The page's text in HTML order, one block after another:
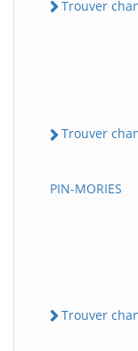
Trouver
Trouver
PIN-MORIES
Trouver